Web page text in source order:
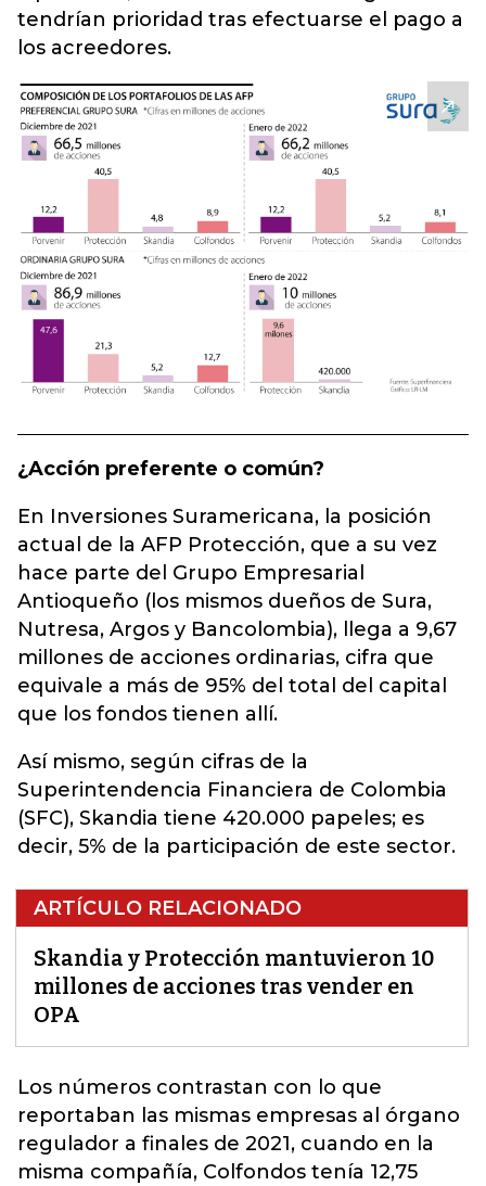
tendrían prioridad tras efectuarse el pago a
los acreedores.
¿Acción preferente o común?
En Inversiones Suramericana, la posición
actual de la AFP Protección, que a su vez
hace parte del Grupo Empresarial
Antioqueño (los mismos dueños de Sura,
Nutresa, Argos y Bancolombia), llega a 9,67
millones de acciones ordinarias, cifra que
equivale a más de 95% del total del capital
que los fondos tienen allí.
Así mismo, según cifras de la
Superintendencia Financiera de Colombia
(SFC), Skandia tiene 420.000 papeles; es
decir, 5% de la participación de este sector.
ARTÍCULO RELACIONADO
Skandia y Protección mantuvieron 10
millones de acciones tras vender en
OPA
Los números contrastan con lo que
reportaban las mismas empresas al órgano
regulador a finales de 2021, cuando en la
misma compañía, Colfondos tenía 12,75